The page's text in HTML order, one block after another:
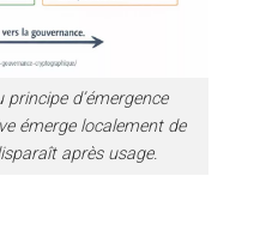
d’émergence
émerge localement de
après usage.